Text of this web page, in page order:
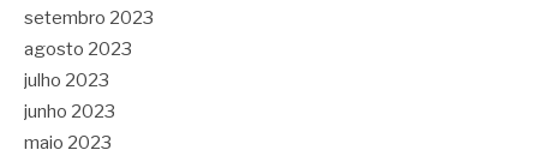
setembro 2023
agosto 2023
julho 2023
junho 2023
maio 2023